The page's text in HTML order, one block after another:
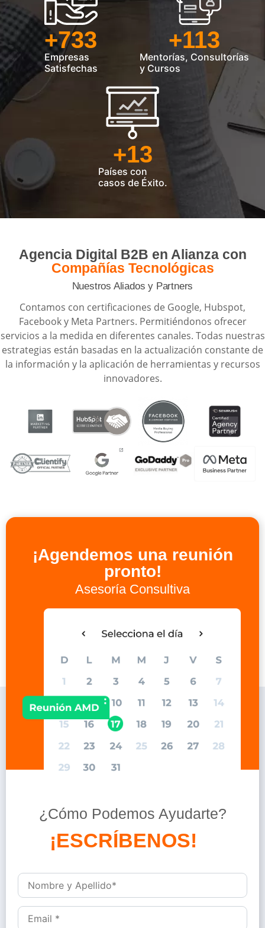
media planea
estrategias con
objetivos claros
comerciales, que logran
resultados, también
mediante las
experiencias de tipos
digitales y el aumento
de las reputaciones de
Empresas
Satisfechas
+733
Mentorías, Consultorías
y Cursos
+113
Países con
casos de Éxito.
+13
Agencia Digital B2B en Alianza con
Compañías Tecnológicas
Nuestros Aliados y Partners
Contamos con certificaciones de Google, Hubspot,
Facebook y Meta Partners. Permitiéndonos ofrecer
servicios a la medida en diferentes canales. Todas nuestras
estrategias están basadas en la actualización constante de
la información y la aplicación de herramientas y recursos
innovadores.
¡Agendemos una reunión
pronto!
Asesoría Consultiva
¿Cómo Podemos Ayudarte?
D